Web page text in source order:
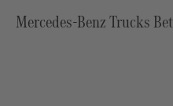
Mercedes-Benz Trucks